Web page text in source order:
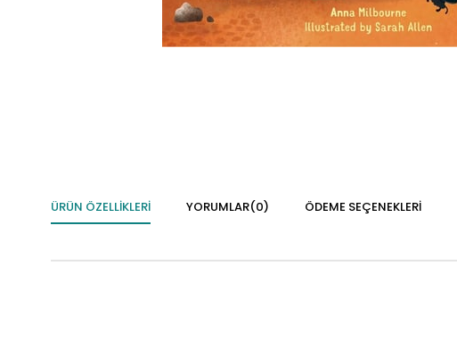
ÜRÜN ÖZELLIKLERI YORUMLAR(0) ÖDEME SEÇENEKLERI